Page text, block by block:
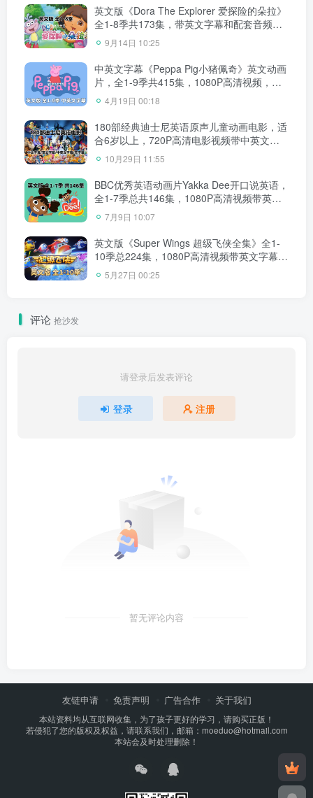
英文版《Dora The Explorer 爱探险的朵拉》
全1-8季共173集，带英文字幕和配套音频
MP3，百度网盘下载！
9月14日 10:25
中英文字幕《Peppa Pig小猪佩奇》英文动画
片，全1-9季共415集，1080P高清视频，带
配套音频MP3，百度网盘下载！
4月19日 00:18
180部经典迪士尼英语原声儿童动画电影，适
合6岁以上，720P高清电影视频带中英文字
幕，百度网盘下载！
10月29日 11:55
BBC优秀英语动画片Yakka Dee开口说英语，
全1-7季总共146集，1080P高清视频带英文
字幕，百度网盘下载！
7月9日 10:07
英文版《Super Wings 超级飞侠全集》全1-
10季总224集，1080P高清视频带英文字幕，
带配套音频MP3，百度网盘下载！
5月27日 00:25
评论 抢沙发
请登录后发表评论
登录 注册
暂无评论内容
友链申请 免责声明 广告合作 关于我们
本站资料均从互联网收集，为了孩子更好的学习，请购买正版！
若侵犯了您的版权及权益，请联系我们，邮箱：moeduo@hotmail.com
本站会及时处理删除！